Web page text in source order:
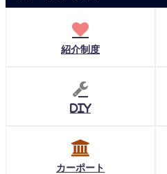
紹介制度
DIY
カーポート